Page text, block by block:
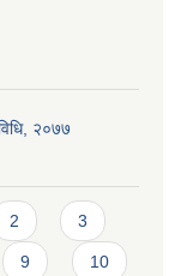
२०७७
2 3
9 10